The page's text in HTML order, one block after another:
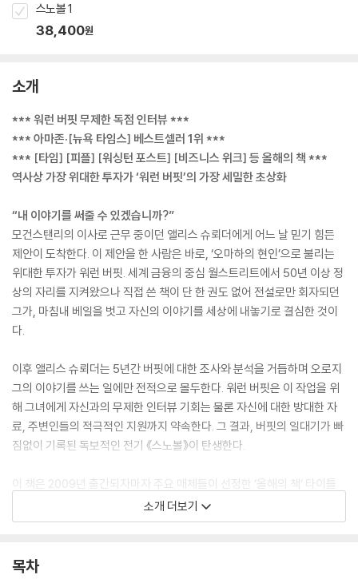
스노볼 1
38,400원
소개
*** 워런 버핏 무제한 독점 인터뷰 ***
*** 아마존·[뉴욕 타임스] 베스트셀러 1위 ***
*** [타임] [피플] [워싱턴 포스트] [비즈니스 위크] 등 올해의 책 ***
역사상 가장 위대한 투자가 ‘워런 버핏’의 가장 세밀한 초상화
“내 이야기를 써줄 수 있겠습니까?”
모건스탠리의 이사로 근무 중이던 앨리스 슈뢰더에게 어느 날 믿기 힘든
제안이 도착한다. 이 제안을 한 사람은 바로, ‘오마하의 현인’으로 불리는
위대한 투자가 워런 버핏. 세계 금융의 중심 월스트리트에서 50년 이상 정
상의 자리를 지켜왔으나 직접 쓴 책이 단 한 권도 없어 전설로만 회자되던
그가, 마침내 베일을 벗고 자신의 이야기를 세상에 내놓기로 결심한 것이
다.
이후 앨리스 슈뢰더는 5년간 버핏에 대한 조사와 분석을 거듭하며 오로지
그의 이야기를 쓰는 일에만 전적으로 몰두한다. 워런 버핏은 이 작업을 위
해 그녀에게 자신과의 무제한 인터뷰 기회는 물론 자신에 대한 방대한 자
료, 주변인들의 적극적인 지원까지 약속한다. 그 결과, 버핏의 일대기가 빠
짐없이 기록된 독보적인 전기 《스노볼》이 탄생한다.
이 책은 2009년 출간되자마자 주요 매체들이 선정한 ‘올해의 책’ 타이틀
을 거머쥐는 것은 물론 전 세계에서 동시다발적으로 베스트셀러에 오르는
기염을 토했다. 이는 워런 버핏이란 위대한 투자가를 향한 뜨거운 관심 때
은 실수까지 최대한 객관적이고 세밀하게 전달하고자 애쓴 앨리스 슈뢰더
소개 더보기
목차